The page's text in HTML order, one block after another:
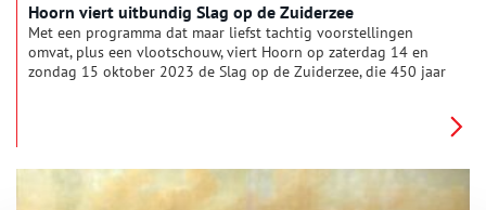
Hoorn viert uitbundig Slag op de Zuiderzee
Met een programma dat maar liefst tachtig voorstellingen
omvat, plus een vlootschouw, viert Hoorn op zaterdag 14 en
zondag 15 oktober 2023 de Slag op de Zuiderzee, die 450 jaar